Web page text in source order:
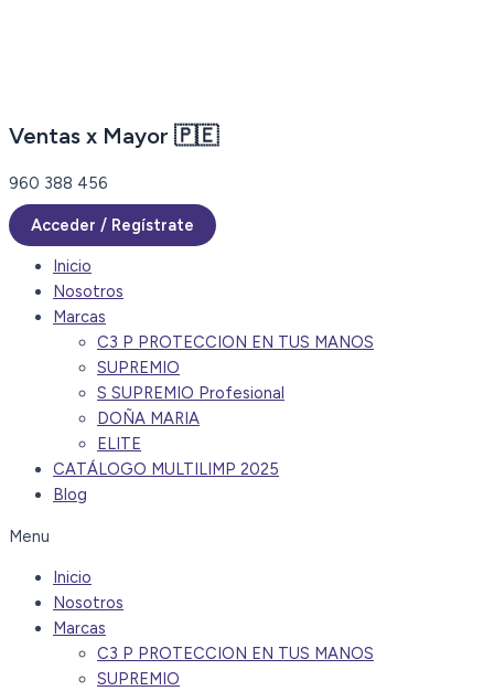
Ventas x Mayor 🇵🇪
960 388 456
Acceder / Regístrate
Inicio
Nosotros
Marcas
C3 P PROTECCION EN TUS MANOS
SUPREMIO
S SUPREMIO Profesional
DOÑA MARIA
ELITE
CATÁLOGO MULTILIMP 2025
Blog
Menu
Inicio
Nosotros
Marcas
C3 P PROTECCION EN TUS MANOS
SUPREMIO